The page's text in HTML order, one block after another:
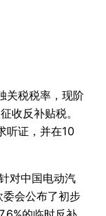
关税税率，现阶
收反补贴税。
听证，并在10
对中国电动汽
会公布了初步